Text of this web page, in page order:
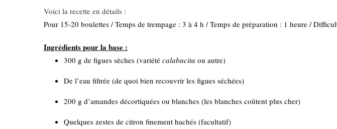
Voici la recette en détails :
Pour 15-20 boulettes / Temps de trempage : 3 à 4 h / Temps de préparation : 1 heure /
Ingrédients pour la base :
300 g de figues sèches (variété calabacita ou autre)
De l’eau filtrée (de quoi bien recouvrir les figues séchées)
200 g d’amandes décortiquées ou blanches (les blanches coûtent plus cher)
Quelques zestes de citron finement hachés (facultatif)